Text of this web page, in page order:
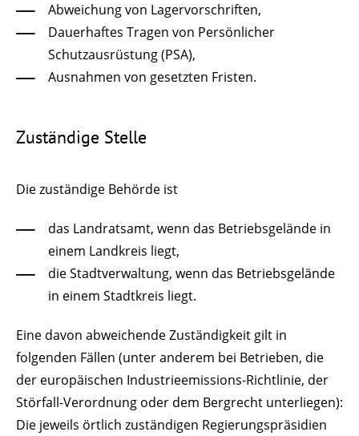
Abweichung von Lagervorschriften,
Dauerhaftes Tragen von Persönlicher
Schutzausrüstung (PSA),
Ausnahmen von gesetzten Fristen.
Zuständige Stelle
Die zuständige Behörde ist
das Landratsamt, wenn das Betriebsgelände in
einem Landkreis liegt,
die Stadtverwaltung, wenn das Betriebsgelände
in einem Stadtkreis liegt.
Eine davon abweichende Zuständigkeit gilt in
folgenden Fällen (unter anderem bei Betrieben, die
der europäischen Industrieemissions-Richtlinie, der
Störfall-Verordnung oder dem Bergrecht unterliegen):
Die jeweils örtlich zuständigen Regierungspräsidien